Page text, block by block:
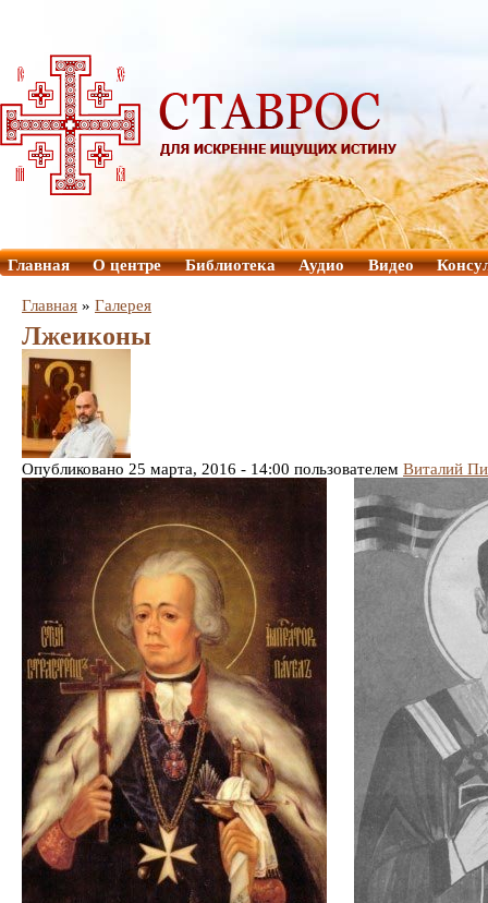
Главная О центре Библиотека Аудио Видео
Главная » Галерея
Лжеиконы
Опубликовано 25 марта, 2016 - 14:00 пользователем Виталий